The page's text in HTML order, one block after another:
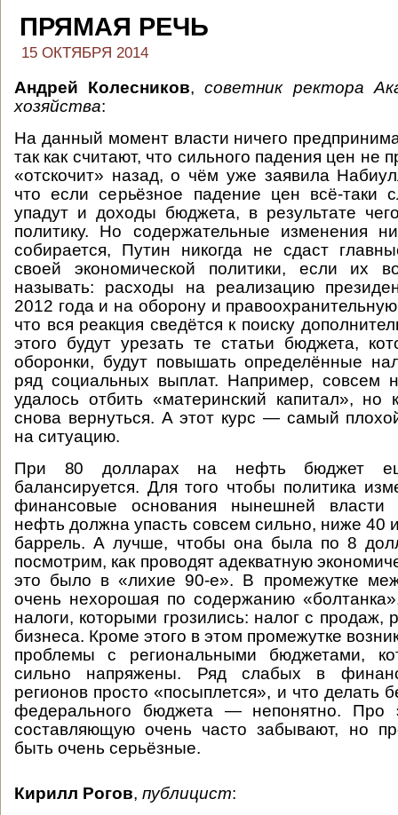
ПРЯМАЯ РЕЧЬ
15 ОКТЯБРЯ 2014
Андрей Колесников,советник ректора
хозяйства:
На данный момент власти ничего
так как считают, что сильного падения цен не
«отскочит» назад, о чём уже заявила
что если серьёзное падение цен всё-таки
упадут и доходы бюджета, в результате
политику. Но содержательные изменения
собирается, Путин никогда не сдаст
своей экономической политики, если их
называть: расходы на реализацию
2012 года и на оборону и
что вся реакция сведётся к поиску
этого будут урезать те статьи бюджета,
оборонки, будут повышать определённые
ряд социальных выплат. Например, совсем
удалось отбить «материнский капитал», но
снова вернуться. А этот курс — самый
на ситуацию.
При 80 долларах на нефть бюджет
балансируется. Для того чтобы политика
финансовые основания нынешней власти
нефть должна упасть совсем сильно, ниже 40
баррель. А лучше, чтобы она была по 8
посмотрим, как проводят адекватную
это было в «лихие 90-е». В промежутке
очень нехорошая по содержанию
налоги, которыми грозились: налог с продаж,
бизнеса. Кроме этого в этом промежутке
проблемы с региональными бюджетами,
сильно напряжены. Ряд слабых в
регионов просто «посыплется», и что делать
федерального бюджета — непонятно. Про
составляющую очень часто забывают, но
быть очень серьёзные.
Кирилл Рогов, публицист: